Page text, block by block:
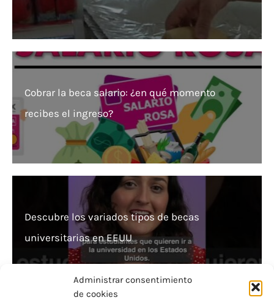
Administrar consentimiento
de cookies
Cobrar la beca salario: ¿en qué momento
recibes el ingreso?
Descubre los variados tipos de becas
universitarias en EEUU